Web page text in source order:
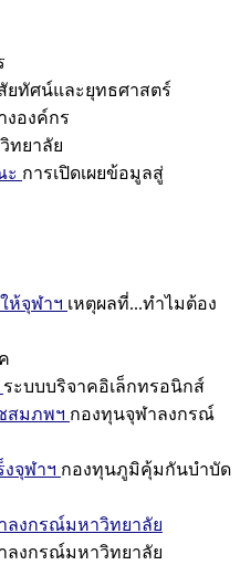
ยทัศน์และยุทธศาสตร์
งองค์กร
ทยาลัย
ะ การเปิดเผยข้อมูลสู่
ห้จุฬาฯ เหตุผลที่...ทำไมต้อง
ระบบบริจาคอิเล็กทรอนิกส์
สมภพฯ กองทุนจุฬาลงกรณ์
จุฬาฯ กองทุนภูมิคุ้มกันบำบัด
ลงกรณ์มหาวิทยาลัย
ลงกรณ์มหาวิทยาลัย